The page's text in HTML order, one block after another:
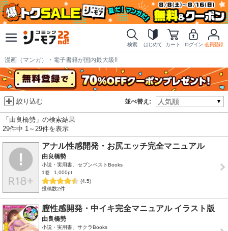
検索 はじめて カート ログイン 会員登録
漫画（マンガ）・電子書籍が国内最大級!!
並べ替え:
絞り込む
「由良橋勢」の検索結果
29件中 1～29件を表示
アナル性感開発・お尻エッチ完全マニュアル
由良橋勢
小説・実用書、セブンベストBooks
1巻
1,000pt
(4.5)
投稿数2件
膣性感開発・中イキ完全マニュアル イラスト版
由良橋勢
小説・実用書、サクラBooks